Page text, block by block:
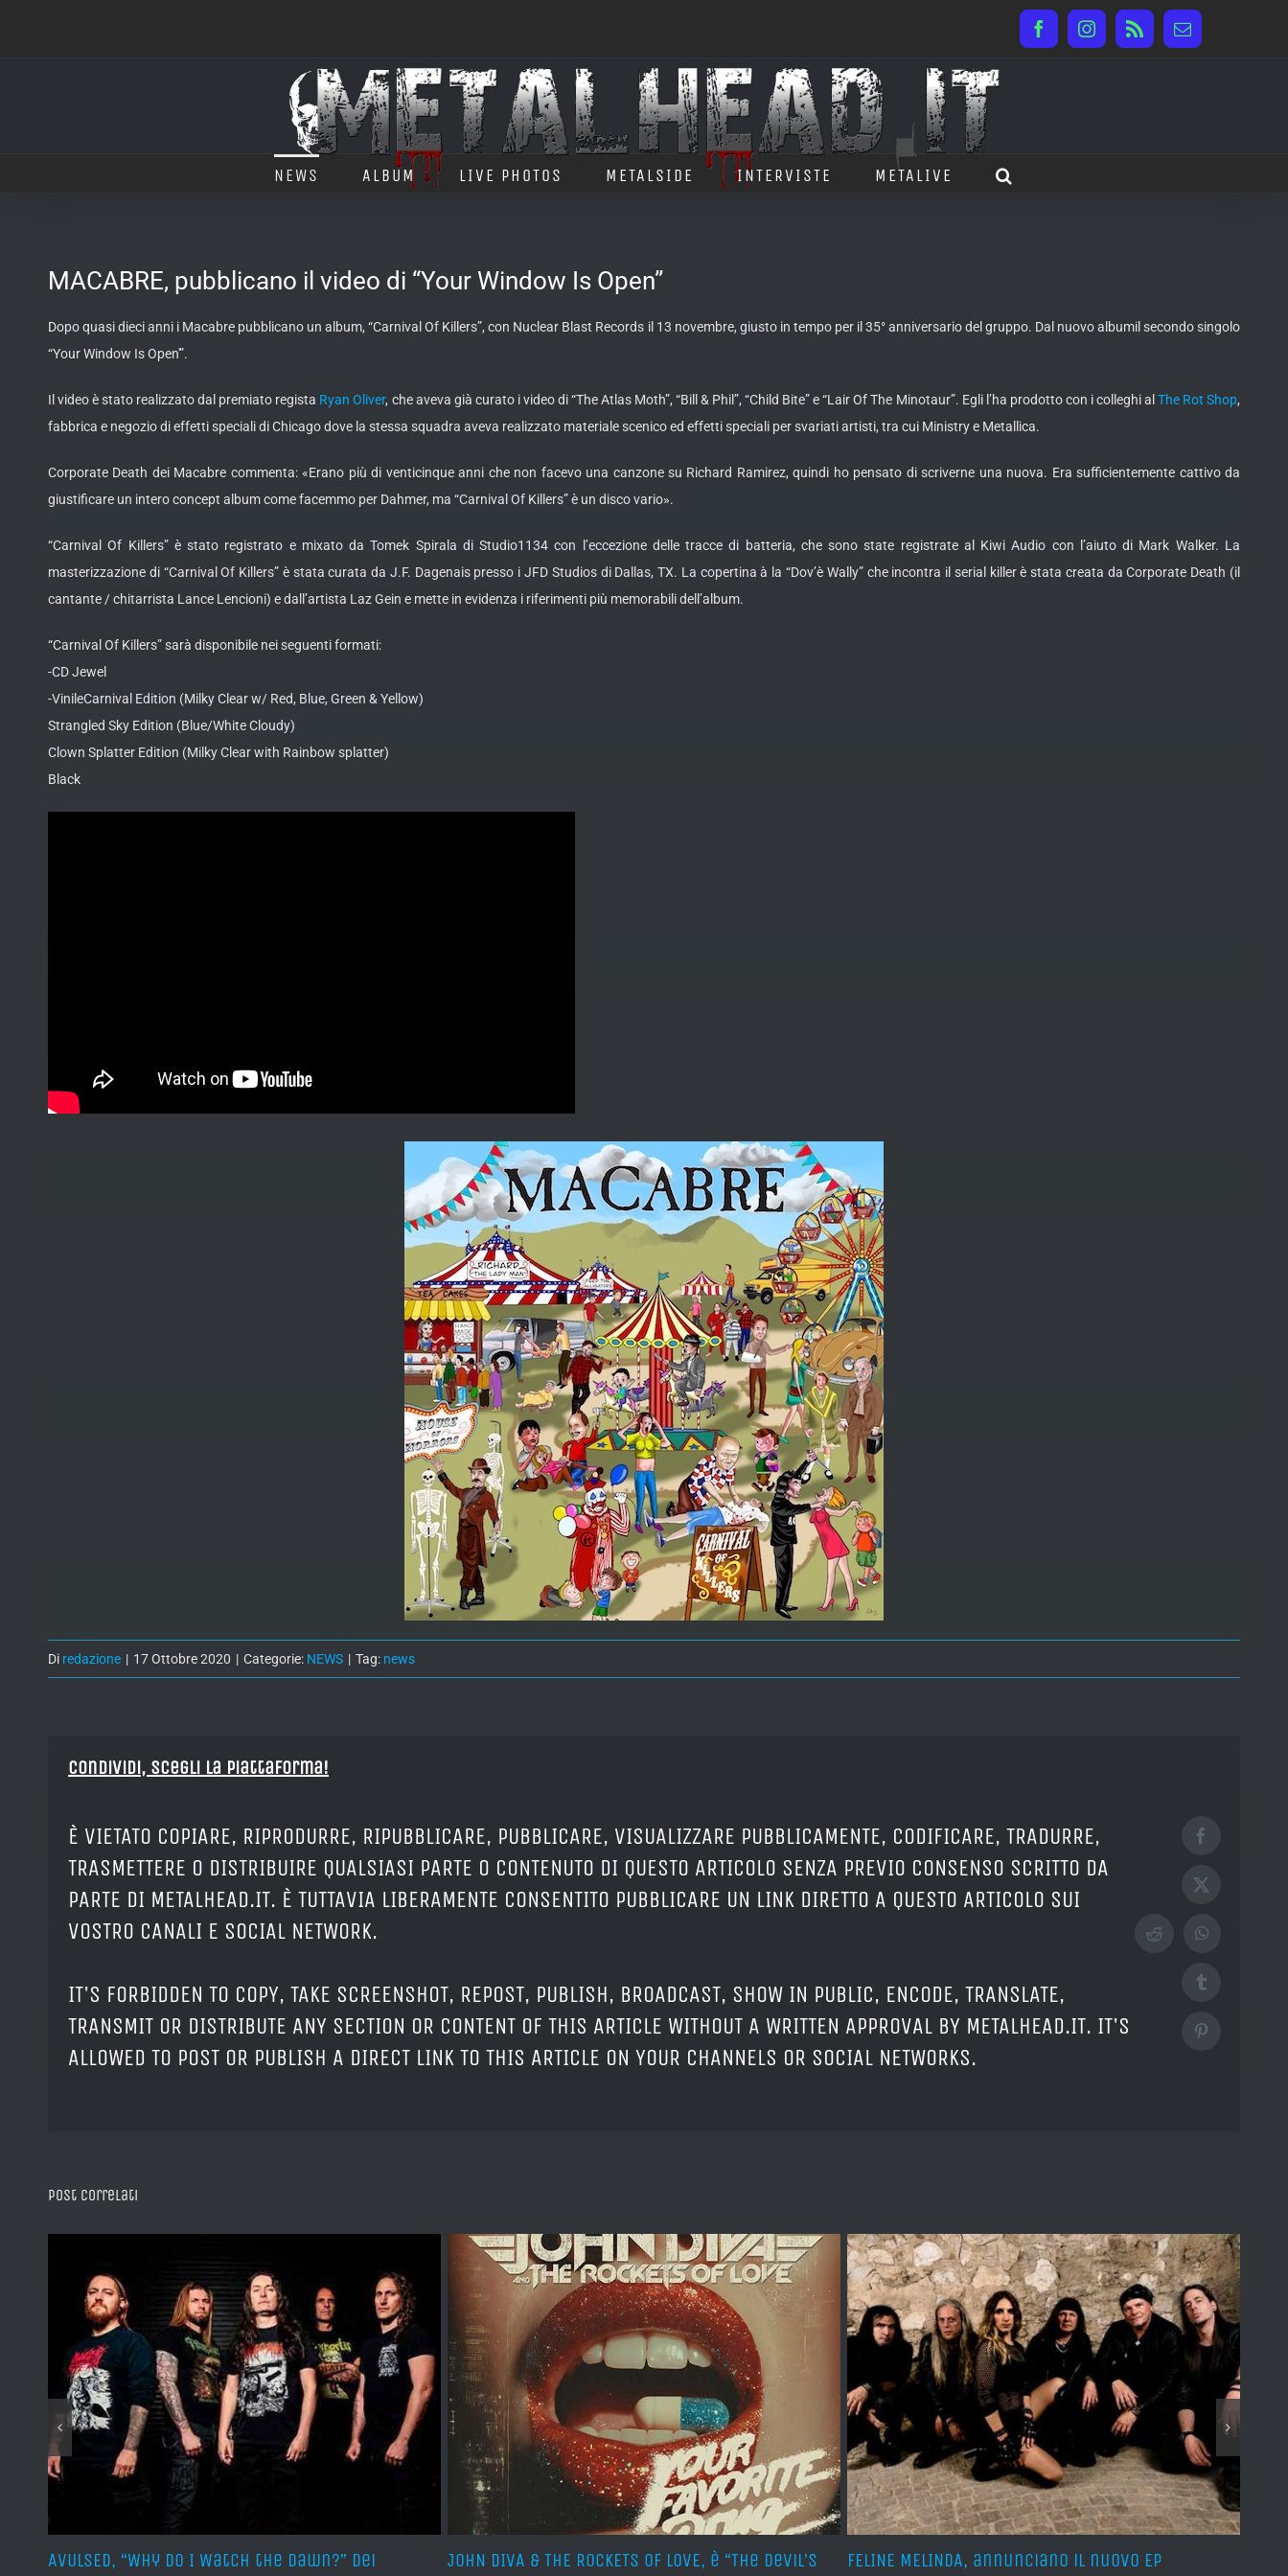
FacebookInstagram
Rss Email
NEWS ALBUM LIVE PHOTOS METALSIDE INTERVISTE METALIVE
MACABRE, pubblicano il video di “Your Window Is Open”
Dopo quasi dieci anni i Macabre pubblicano un album, “Carnival Of Killers”, con Nuclear Blast Records il 13 novembre, giusto in tempo per il 35° anniversario del gruppo. Dal nuovo albumil secondo singolo
“Your Window Is Open'”.
Il video è stato realizzato dal premiato regista Ryan Oliver, che aveva già curato i video di “The Atlas Moth”, “Bill & Phil”, “Child Bite” e “Lair Of The Minotaur”. Egli l’ha prodotto con i colleghi al The Rot Shop,
fabbrica e negozio di effetti speciali di Chicago dove la stessa squadra aveva realizzato materiale scenico ed effetti speciali per svariati artisti, tra cui Ministry e Metallica.
Corporate Death dei Macabre commenta: «Erano più di venticinque anni che non facevo una canzone su Richard Ramirez, quindi ho pensato di scriverne una nuova. Era sufficientemente cattivo da
giustificare un intero concept album come facemmo per Dahmer, ma “Carnival Of Killers” è un disco vario».
“Carnival Of Killers” è stato registrato e mixato da Tomek Spirala di Studio1134 con l’eccezione delle tracce di batteria, che sono state registrate al Kiwi Audio con l’aiuto di Mark Walker. La
masterizzazione di “Carnival Of Killers” è stata curata da J.F. Dagenais presso i JFD Studios di Dallas, TX. La copertina à la “Dov’è Wally” che incontra il serial killer è stata creata da Corporate Death (il
cantante / chitarrista Lance Lencioni) e dall’artista Laz Gein e mette in evidenza i riferimenti più memorabili dell’album.
“Carnival Of Killers” sarà disponibile nei seguenti formati:
-CD Jewel
-VinileCarnival Edition (Milky Clear w/ Red, Blue, Green & Yellow)
Strangled Sky Edition (Blue/White Cloudy)
Clown Splatter Edition (Milky Clear with Rainbow splatter)
Black
Di redazione | 17 Ottobre 2020 | Categorie: NEWS | Tag: news
Condividi, Scegli la piattaforma!
È VIETATO COPIARE, RIPRODURRE, RIPUBBLICARE, PUBBLICARE, VISUALIZZARE PUBBLICAMENTE, CODIFICARE, TRADURRE,
TRASMETTERE O DISTRIBUIRE QUALSIASI PARTE O CONTENUTO DI QUESTO ARTICOLO SENZA PREVIO CONSENSO SCRITTO DA
PARTE DI METALHEAD.IT. È TUTTAVIA LIBERAMENTE CONSENTITO PUBBLICARE UN LINK DIRETTO A QUESTO ARTICOLO SUI
VOSTRO CANALI E SOCIAL NETWORK.
IT'S FORBIDDEN TO COPY, TAKE SCREENSHOT, REPOST, PUBLISH, BROADCAST, SHOW IN PUBLIC, ENCODE, TRANSLATE,
TRANSMIT OR DISTRIBUTE ANY SECTION OR CONTENT OF THIS ARTICLE WITHOUT A WRITTEN APPROVAL BY METALHEAD.IT. IT'S
ALLOWED TO POST OR PUBLISH A DIRECT LINK TO THIS ARTICLE ON YOUR CHANNELS OR SOCIAL NETWORKS.
Facebook
X
RedditWhatsApp
Tumblr
Pinterest
Post correlati
AVULSED, “Why Do I Watch the Dawn?” dei
JOHN DIVA & THE ROCKETS OF LOVE, è “The Devil’s
FELINE MELINDA, annunciano il nuovo EP